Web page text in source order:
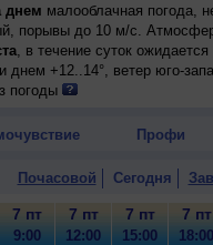
днем малооблачная погода,
порывы до 10 м/с.
, в течение суток
днем +12..14°, ветер юго-
погоды
Профи
Почасовой Сегодня
7 пт
9:00
7 пт
12:00
7 пт
15:00
7 пт
18:00